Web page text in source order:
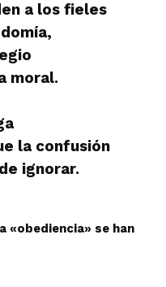
a los fieles
moral.
la confusión
ignorar.
«obediencia» se han